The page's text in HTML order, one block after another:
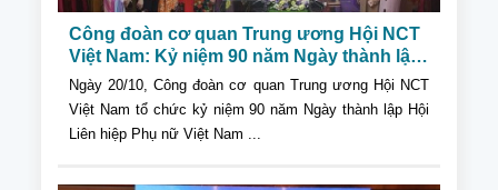
Công đoàn cơ quan Trung ương Hội NCT
Việt Nam: Kỷ niệm 90 năm Ngày thành lập
Hội Liên hiệp Phụ nữ Việt Nam và Hưởng
ứng Tháng hành động vì NCT Việt Nam
Ngày 20/10, Công đoàn cơ quan Trung ương Hội NCT
Việt Nam tổ chức kỷ niệm 90 năm Ngày thành lập Hội
Liên hiệp Phụ nữ Việt Nam ...